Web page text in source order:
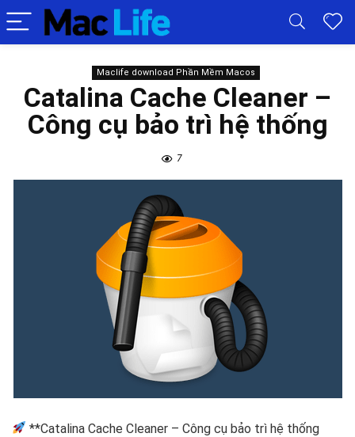
Maclife download Phần Mềm Macos
Catalina Cache Cleaner –
Công cụ bảo trì hệ thống
7
**Catalina Cache Cleaner – Công cụ bảo trì hệ thống